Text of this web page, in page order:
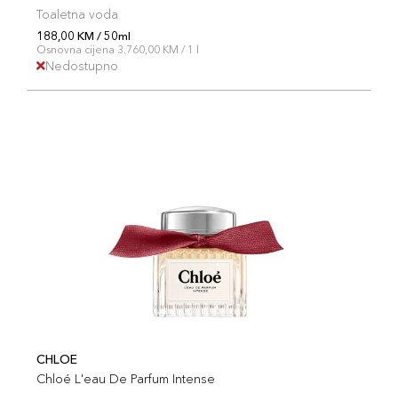
Toaletna voda
188,00 KM / 50ml
Osnovna cijena 3.760,00 KM / 1 l
Nedostupno
CHLOE
Chloé L'eau De Parfum Intense